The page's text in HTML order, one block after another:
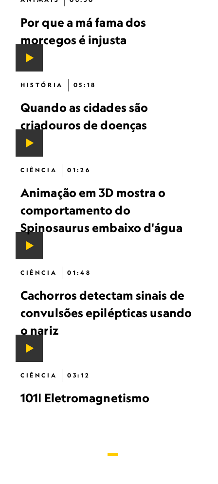
Por que a má fama dos
morcegos é injusta
HISTÓRIA 05:18
Quando as cidades são
criadouros de doenças
CIÊNCIA 01:26
Animação em 3D mostra o
comportamento do
Spinosaurus embaixo d'água
CIÊNCIA 01:48
Cachorros detectam sinais de
convulsões epilépticas usando
o nariz
CIÊNCIA 03:12
101| Eletromagnetismo